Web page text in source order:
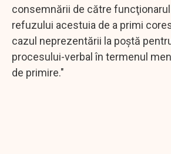
consemnării de către funcţionarul
refuzului acestuia de a primi
cazul neprezentării la poştă
procesului-verbal în termenul
de primire."